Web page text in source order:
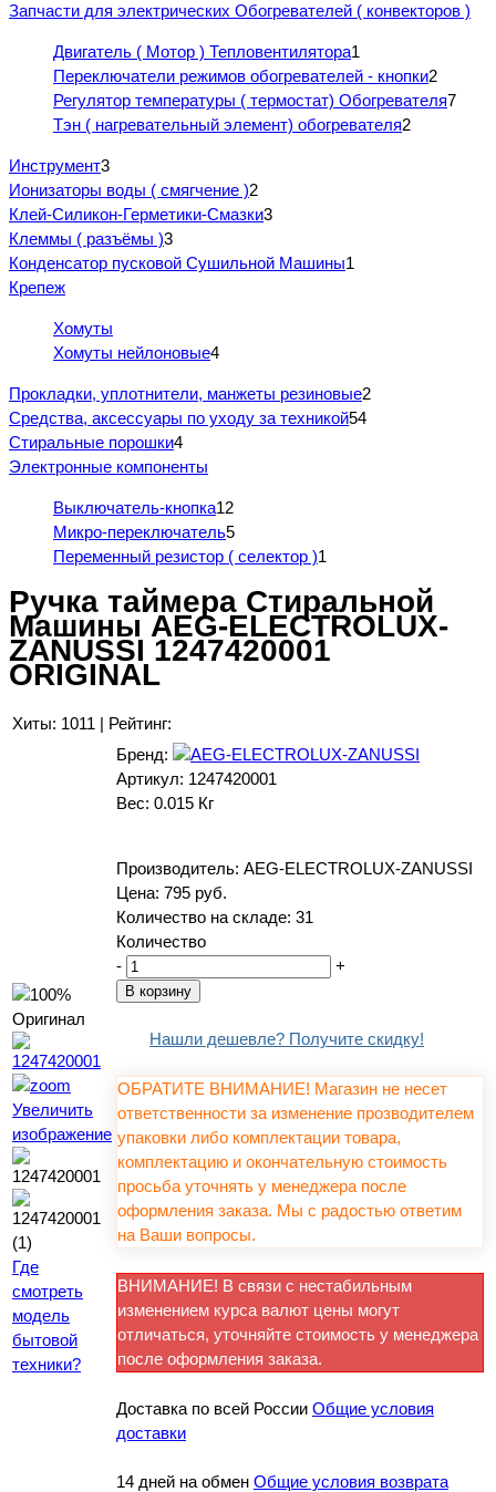
Запчасти для электрических Обогревателей ( конвекторов )
Двигатель ( Мотор ) Тепловентилятора1
Переключатели режимов обогревателей - кнопки2
Регулятор температуры ( термостат) Обогревателя7
Тэн ( нагревательный элемент) обогревателя2
Инструмент3
Ионизаторы воды ( смягчение )2
Клей-Силикон-Герметики-Смазки3
Клеммы ( разъёмы )3
Конденсатор пусковой Сушильной Машины1
Крепеж
Хомуты
Хомуты нейлоновые4
Прокладки, уплотнители, манжеты резиновые2
Средства, аксессуары по уходу за техникой54
Стиральные порошки4
Электронные компоненты
Выключатель-кнопка12
Микро-переключатель5
Переменный резистор ( селектор )1
Ручка таймера Стиральной
Машины AEG-ELECTROLUX-
ZANUSSI 1247420001
ORIGINAL
Хиты: 1011 | Рейтинг:
Увеличить
изображение
Где
смотреть
модель
бытовой
техники?
Бренд:
Артикул: 1247420001
Вес: 0.015 Кг
Производитель: AEG-ELECTROLUX-ZANUSSI
Цена: 795 руб.
Количество на складе: 31
Количество
-
+
Нашли дешевле? Получите скидку!
ОБРАТИТЕ ВНИМАНИЕ! Магазин не несет
ответственности за изменение прозводителем
упаковки либо комплектации товара,
комплектацию и окончательную стоимость
просьба уточнять у менеджера после
оформления заказа. Мы с радостью ответим
на Ваши вопросы.
ВНИМАНИЕ! В связи с нестабильным
изменением курса валют цены могут
отличаться, уточняйте стоимость у менеджера
после оформления заказа.
Доставка по всей России Общие условия
доставки
14 дней на обмен Общие условия возврата